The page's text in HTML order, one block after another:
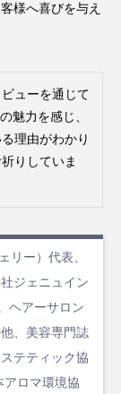
様へ喜びを与え
ューを通じて
魅力を感じ、
理由がわかり
りしていま
リー）代表、
ジェニュイン
ヘアーサロン
、美容専門誌
テティック協
アロマ環境協